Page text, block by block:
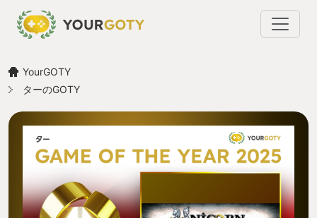
YourGOTY
ターのGOTY